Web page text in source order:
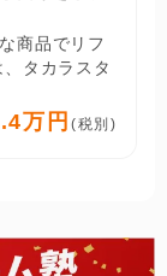
商品でリフ
タカラスタ
万円 (税別)